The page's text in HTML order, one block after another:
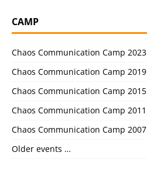
CAMP
Chaos Communication Camp 2023
Chaos Communication Camp 2019
Chaos Communication Camp 2015
Chaos Communication Camp 2011
Chaos Communication Camp 2007
Older events …